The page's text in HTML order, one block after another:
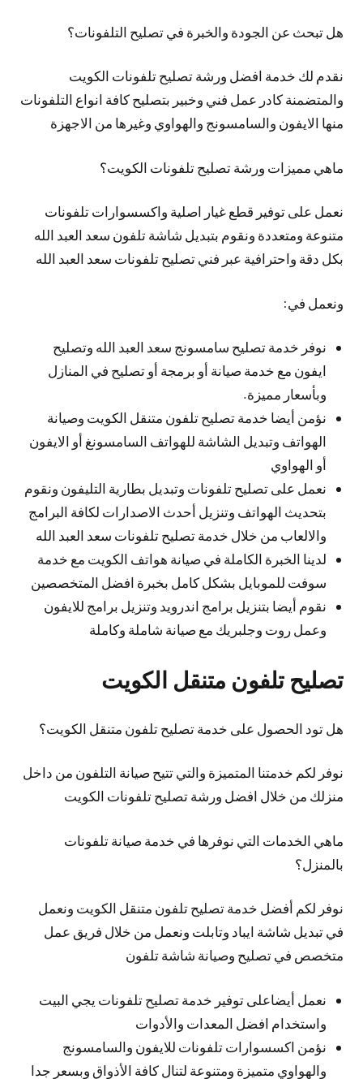
هل تبحث عن الجودة والخبرة في تصليح التلفونات؟
نقدم لك خدمة افضل ورشة تصليح تلفونات الكويت
والمتضمنة كادر عمل فني وخبير بتصليح كافة انواع التلفونات
منها الايفون والسامسونج والهواوي وغيرها من الاجهزة
ماهي مميزات ورشة تصليح تلفونات الكويت؟
نعمل على توفير قطع غيار اصلية واكسسوارات تلفونات
متنوعة ومتعددة ونقوم بتبديل شاشة تلفون سعد العبد الله
بكل دقة واحترافية عبر فني تصليح تلفونات سعد العبد الله
ونعمل في:
نوفر خدمة تصليح سامسونج سعد العبد الله وتصليح
ايفون مع خدمة صيانة أو برمجة أو تصليح في المنازل
وبأسعار مميزة.
نؤمن أيضا خدمة تصليح تلفون متنقل الكويت وصيانة
الهواتف وتبديل الشاشة للهواتف السامسونغ أو الايفون
أو الهواوي
نعمل على تصليح تلفونات وتبديل بطارية التليفون ونقوم
بتحديث الهواتف وتنزيل أحدث الاصدارات لكافة البرامج
والالعاب من خلال خدمة تصليح تلفونات سعد العبد الله
لدينا الخبرة الكاملة في صيانة هواتف الكويت مع خدمة
سوفت للموبايل بشكل كامل بخبرة افضل المتخصصين
نقوم أيضا بتنزيل برامج اندرويد وتنزيل برامج للايفون
وعمل روت وجلبريك مع صيانة شاملة وكاملة
تصليح تلفون متنقل الكويت
هل تود الحصول على خدمة تصليح تلفون متنقل الكويت؟
نوفر لكم خدمتنا المتميزة والتي تتيح صيانة التلفون من داخل
منزلك من خلال افضل ورشة تصليح تلفونات الكويت
ماهي الخدمات التي نوفرها في خدمة صيانة تلفونات
بالمنزل؟
نوفر لكم أفضل خدمة تصليح تلفون متنقل الكويت ونعمل
في تبديل شاشة ايباد وتابلت ونعمل من خلال فريق عمل
متخصص في تصليح وصيانة شاشة تلفون
نعمل أيضاعلى توفير خدمة تصليح تلفونات يجي البيت
واستخدام افضل المعدات والأدوات
نؤمن اكسسوارات تلفونات للايفون والسامسونج
والهواوي متميزة ومتنوعة لتنال كافة الأذواق وبسعر جدا